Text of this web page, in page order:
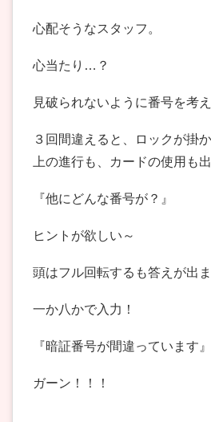
心配そうなスタッフ。
心当たり…？
見破られないように番号を考
３回間違えると、ロックが掛
上の進行も、カードの使用も
『他にどんな番号が？』
ヒントが欲しい～
頭はフル回転するも答えが出ま
一か八かで入力！
『暗証番号が間違っています』
ガーン！！！